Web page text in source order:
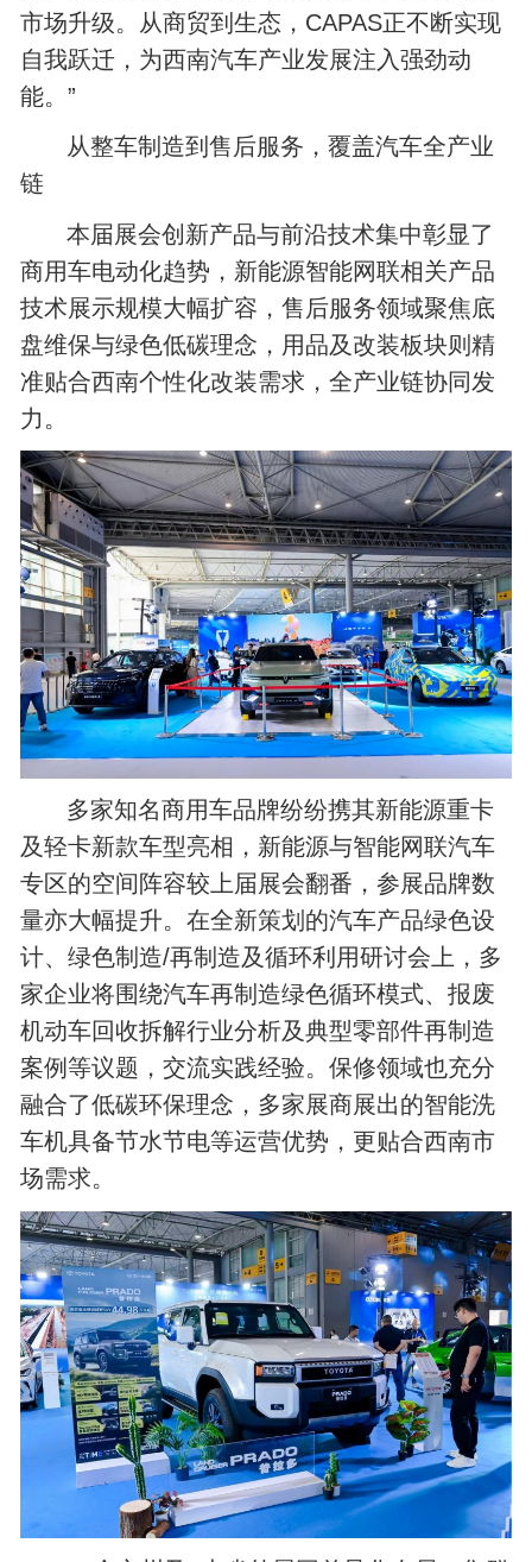
市场升级。从商贸到生态，CAPAS正不断实现
自我跃迁，为西南汽车产业发展注入强劲动
能。”
从整车制造到售后服务，覆盖汽车全产业
链
本届展会创新产品与前沿技术集中彰显了
商用车电动化趋势，新能源智能网联相关产品
技术展示规模大幅扩容，售后服务领域聚焦底
盘维保与绿色低碳理念，用品及改装板块则精
准贴合西南个性化改装需求，全产业链协同发
力。
多家知名商用车品牌纷纷携其新能源重卡
及轻卡新款车型亮相，新能源与智能网联汽车
专区的空间阵容较上届展会翻番，参展品牌数
量亦大幅提升。在全新策划的汽车产品绿色设
计、绿色制造/再制造及循环利用研讨会上，多
家企业将围绕汽车再制造绿色循环模式、报废
机动车回收拆解行业分析及典型零部件再制造
案例等议题，交流实践经验。保修领域也充分
融合了低碳环保理念，多家展商展出的智能洗
车机具备节水节电等运营优势，更贴合西南市
场需求。